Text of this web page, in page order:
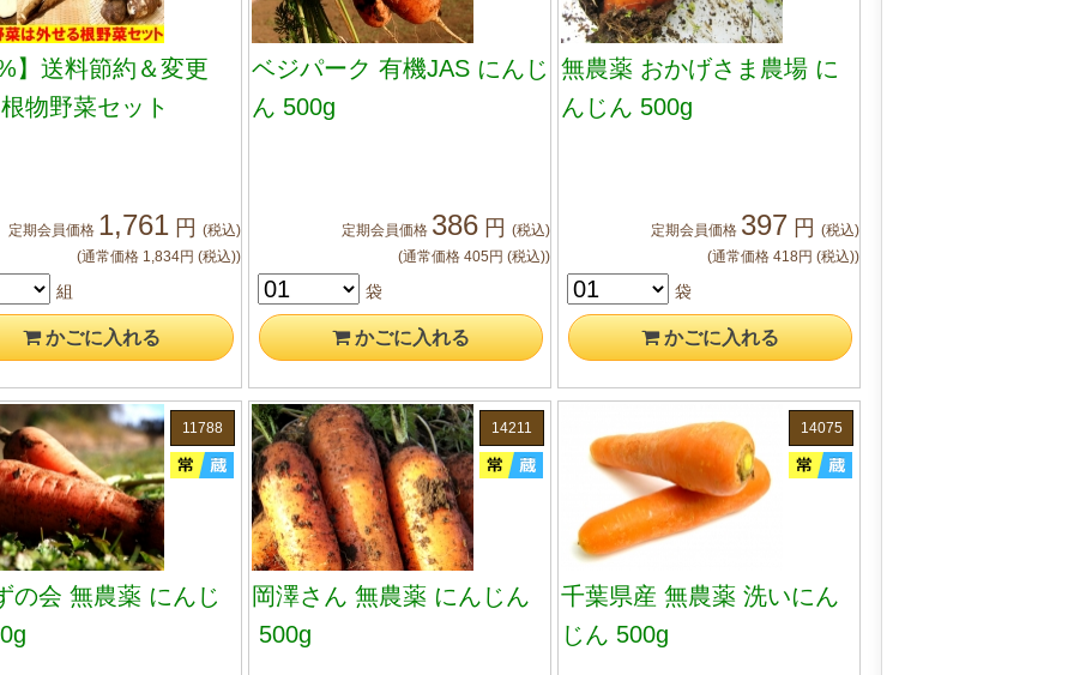
】送料節約＆変更
物野菜セット
定期会員価格 1,761 円(税込)
(通常価格 1,834円(税込))
組
かごに入れる
ベジパーク 有機JAS にんじ
ん 500g
定期会員価格 386 円(税込)
(通常価格405 円(税込))
袋
かごに入れる
無農薬 おかげさま農場 に
んじん 500g
定期会員価格 397 円(税込)
(通常価格418円(税込))
袋
かごに入れる
11788
の会 無農薬 にんじ
14211
岡澤さん 無農薬 にんじん
500g
14075
千葉県産 無農薬 洗いにん
じん 500g